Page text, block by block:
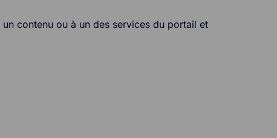
contenu ou à un des services du portail et